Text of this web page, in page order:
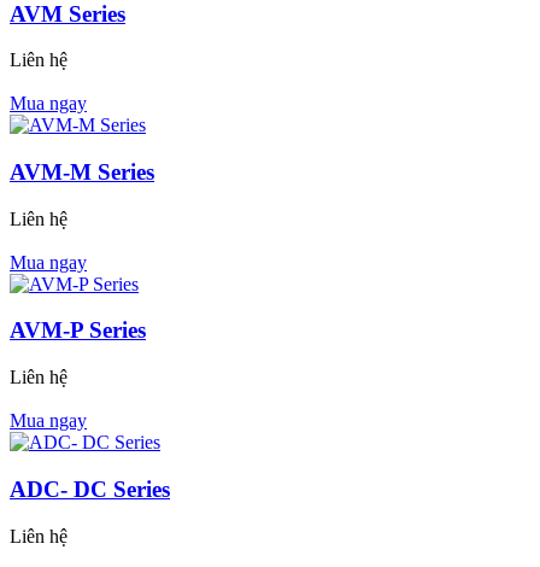
AVM Series
Liên hệ
Mua ngay
AVM-M Series
Liên hệ
Mua ngay
AVM-P Series
Liên hệ
Mua ngay
ADC- DC Series
Liên hệ